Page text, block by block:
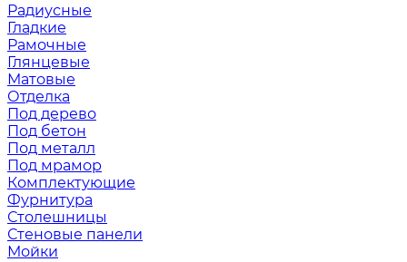
Радиусные
Гладкие
Рамочные
Глянцевые
Матовые
Отделка
Под дерево
Под бетон
Под металл
Под мрамор
Комплектующие
Фурнитура
Столешницы
Стеновые панели
Мойки